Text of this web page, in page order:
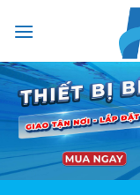
qua
dung